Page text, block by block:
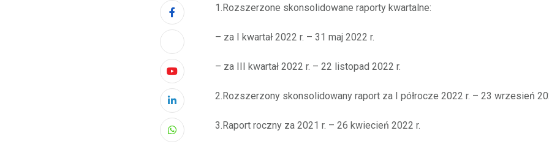
Youtube
LinkedIn
Whatsapp
1.Rozszerzone skonsolidowane raporty kwartalne:
– za I kwartał 2022 r. – 31 maj 2022 r.
– za III kwartał 2022 r. – 22 listopad 2022 r.
2.Rozszerzony skonsolidowany raport za I półrocze 2022 r. – 23 wrzesień
3.Raport roczny za 2021 r. – 26 kwiecień 2022 r.